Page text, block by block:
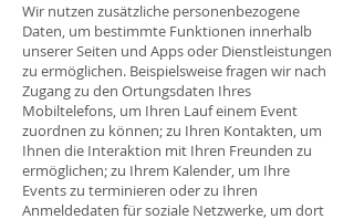
Wir nutzen zusätzliche personenbezogene
Daten, um bestimmte Funktionen innerhalb
unserer Seiten und Apps oder Dienstleistungen
zu ermöglichen. Beispielsweise fragen wir nach
Zugang zu den Ortungsdaten Ihres
Mobiltelefons, um Ihren Lauf einem Event
zuordnen zu können; zu Ihren Kontakten, um
Ihnen die Interaktion mit Ihren Freunden zu
ermöglichen; zu Ihrem Kalender, um Ihre
Events zu terminieren oder zu Ihren
Anmeldedaten für soziale Netzwerke, um dort